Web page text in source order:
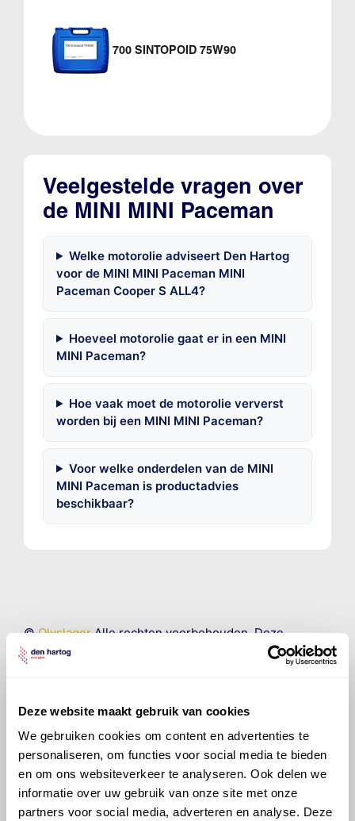
Deze website maakt gebruik van cookies
We gebruiken cookies om content en advertenties te
personaliseren, om functies voor social media te bieden
en om ons websiteverkeer te analyseren. Ook delen we
informatie over uw gebruik van onze site met onze
partners voor social media, adverteren en analyse. Deze
700 SINTOPOID 75W90
Veelgestelde vragen over
de MINI MINI Paceman
Welke motorolie adviseert Den Hartog
voor de MINI MINI Paceman MINI
Paceman Cooper S ALL4?
Hoeveel motorolie gaat er in een MINI
MINI Paceman?
Hoe vaak moet de motorolie ververst
worden bij een MINI MINI Paceman?
Voor welke onderdelen van de MINI
MINI Paceman is productadvies
beschikbaar?
©OlyslagerAlle rechten voorbehouden. Deze
informatie mag noch geheel noch gedeeltelijk worden
gereproduceerd, opgeslagen in een database of op
Organisation B.V. Hoewel alles in het werk is gesteld
om ervoor te zorgen dat deze gegevens zo accuraat
en compleet mogelijk zijn, wordt geen
aansprakelijkheid aanvaard, anders dan waartoe een
wettelijke verplichting bestaat, voor schade of verlies
veroorzaakt door fouten of omissies in de verstrekte